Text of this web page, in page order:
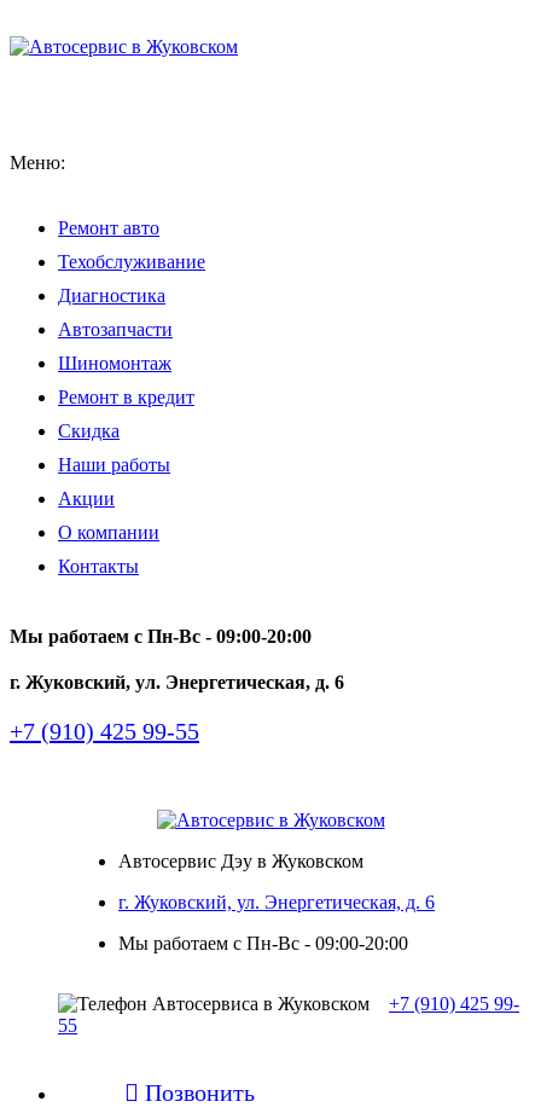
Меню:
Ремонт авто
Техобслуживание
Диагностика
Автозапчасти
Шиномонтаж
Ремонт в кредит
Скидка
Наши работы
Акции
О компании
Контакты
Мы работаем с Пн-Вc - 09:00-20:00
г. Жуковский, ул. Энергетическая, д. 6
+7 (910) 425 99-55
Автосервис Дэу в Жуковском
г. Жуковский, ул. Энергетическая, д. 6
Мы работаем с Пн-Вc - 09:00-20:00
+7 (910) 425 99-
55
 Позвонить